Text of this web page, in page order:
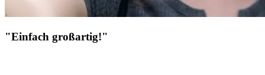
"Einfach großartig!"